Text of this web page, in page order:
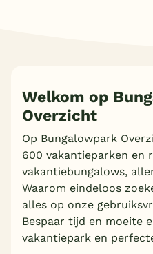
Welkom op
Overzicht
Op Bungalowpark
600 vakantieparken en
vakantiebungalows,
Waarom eindeloos
alles op onze
Bespaar tijd en moeite
vakantiepark en